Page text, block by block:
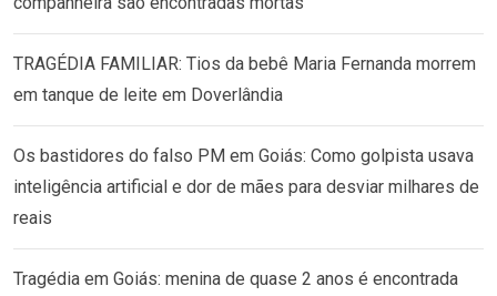
TRAGÉDIA FAMILIAR: Tios da bebê Maria Fernanda morrem
em tanque de leite em Doverlândia
Os bastidores do falso PM em Goiás: Como golpista usava
inteligência artificial e dor de mães para desviar milhares de
reais
Tragédia em Goiás: menina de quase 2 anos é encontrada